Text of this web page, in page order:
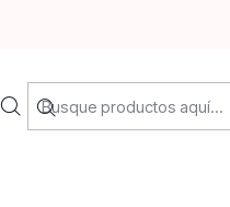
flor y 🦋